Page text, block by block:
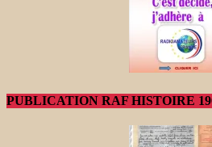
PUBLICATION RAF HISTOIRE